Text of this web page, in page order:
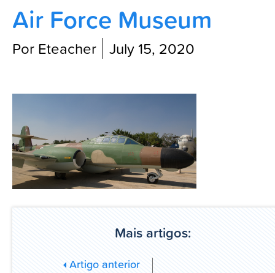
Blog
Air Force Museum
Por Eteacher July 15, 2020
Mais artigos:
Artigo anterior